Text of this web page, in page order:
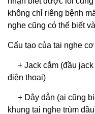
không chỉ riêng bệnh
nghe cũng có thể biết
Cấu tạo của tai nghe
+ Jack cắm (đầu jack
điện thoại)
+ Dây dẫn (ai cũng
khung tai nghe trùm